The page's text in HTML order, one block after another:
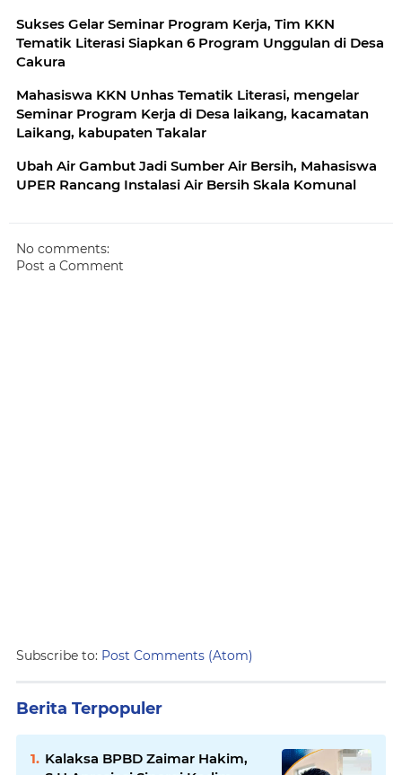
Sukses Gelar Seminar Program Kerja, Tim KKN
Tematik Literasi Siapkan 6 Program Unggulan di Desa
Cakura
Mahasiswa KKN Unhas Tematik Literasi, mengelar
Seminar Program Kerja di Desa laikang, kacamatan
Laikang, kabupaten Takalar
Ubah Air Gambut Jadi Sumber Air Bersih, Mahasiswa
UPER Rancang Instalasi Air Bersih Skala Komunal
No comments:
Post a Comment
Subscribe to: Post Comments (Atom)
Berita Terpopuler
Kalaksa BPBD Zaimar Hakim,